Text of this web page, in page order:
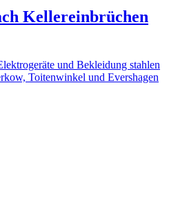
Kellereinbrüchen
und Bekleidung stahlen
Toitenwinkel und Evershagen